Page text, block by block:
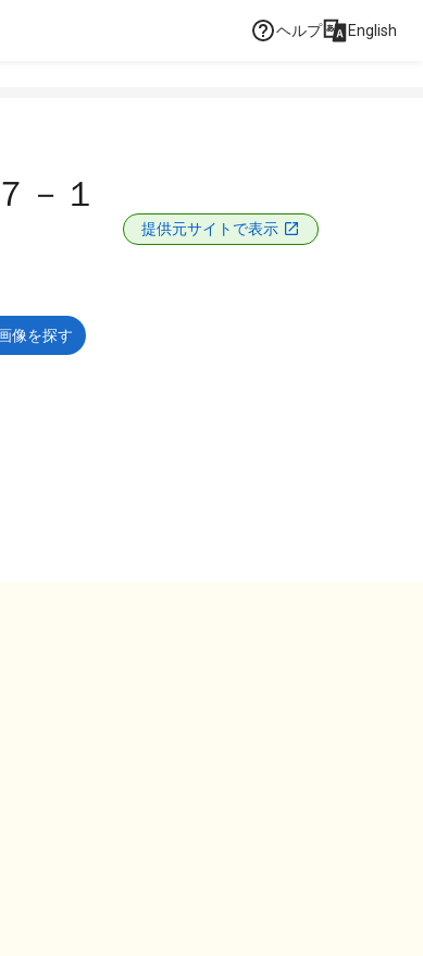
ヘルプ English
－１
提供元サイトで表示
像を探す